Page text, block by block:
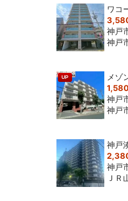
ワコ
神戸
神戸
UP
メゾ
神戸
神戸
神戸
神戸
ＪＲ